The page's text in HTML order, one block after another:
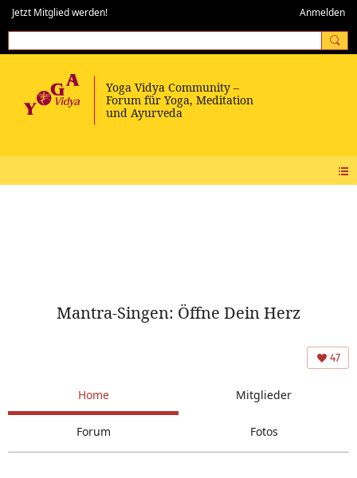
Jetzt Mitglied werden! Anmelden
Mantra-Singen: Öffne Dein Herz
47
Home Mitglieder
Forum Fotos